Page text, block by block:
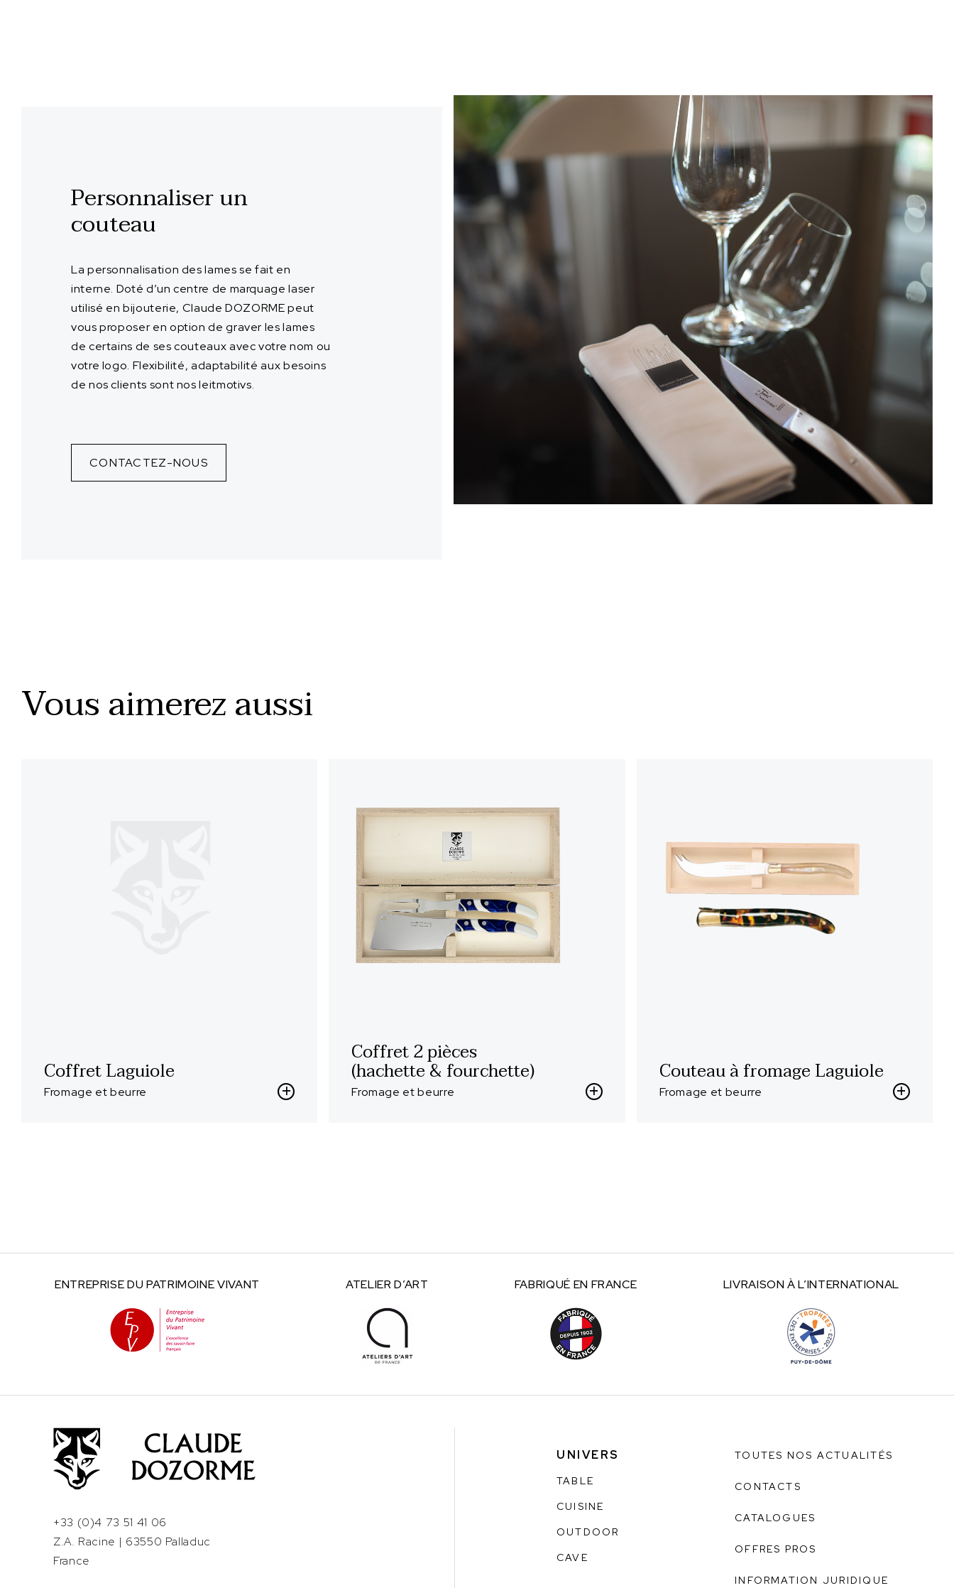
Personnaliser un
couteau
La personnalisation des lames se fait en
interne. Doté d’un centre de marquage laser
utilisé en bijouterie, Claude DOZORME peut
vous proposer en option de graver les lames
de certains de ses couteaux avec votre nom ou
votre logo. Flexibilité, adaptabilité aux besoins
de nos clients sont nos leitmotivs.
CONTACTEZ-NOUS
Vous aimerez aussi
Coffret Laguiole
Fromage et beurre
Coffret 2 pièces
(hachette & fourchette)
Fromage et beurre
Couteau à fromage Laguiole
Fromage et beurre
ENTREPRISE DU PATRIMOINE VIVANT ATELIERD’ART FABRIQUÉ EN FRANCE LIVRAISON ÀL’INTERNATIONAL
+33 (0)4 73 51 41 06
Z.A. Racine | 63550 Palladuc
France
UNIVERS
TABLE
CUISINE
OUTDOOR
CAVE
TOUTES NOS ACTUALITÉS
CONTACTS
CATALOGUES
OFFRES PROS
INFORMATION JURIDIQUE